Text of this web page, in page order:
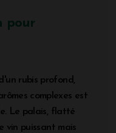
pour
rubis profond,
complexes est
Le palais, flatté
vin puissant mais